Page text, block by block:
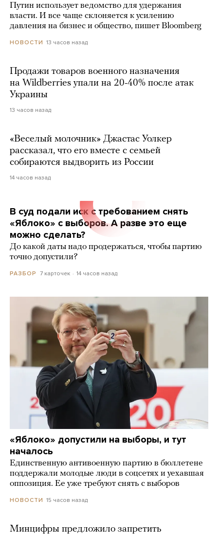
Путин использует ведомство для удержания
власти. И все чаще склоняется к усилению
давления на бизнес и общество, пишет Bloomberg
НОВОСТИ 13 часов назад
Продажи товаров военного назначения
на Wildberries упали на 20-40% после атак
Украины
13 часов назад
«Веселый молочник» Джастас Уолкер
рассказал, что его вместе с семьей
собираются выдворить из России
14 часов назад
В суд подали иск с требованием снять
«Яблоко» с выборов. А разве это еще
можно сделать?
До какой даты надо продержаться, чтобы партию
точно допустили?
РАЗБОР 7 карточек 14 часов назад
«Яблоко» допустили на выборы, и тут
началось
Единственную антивоенную партию в бюллетене
поддержали молодые люди в соцсетях и уехавшая
оппозиция. Ее уже требуют снять с выборов
НОВОСТИ 15 часов назад
Минцифры предложило запретить